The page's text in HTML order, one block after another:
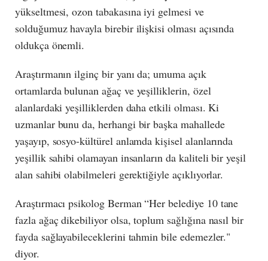
yükseltmesi, ozon tabakasına iyi gelmesi ve
solduğumuz havayla birebir ilişkisi olması açısında
oldukça önemli.
Araştırmanın ilginç bir yanı da; umuma açık
ortamlarda bulunan ağaç ve yeşilliklerin, özel
alanlardaki yeşilliklerden daha etkili olması. Ki
uzmanlar bunu da, herhangi bir başka mahallede
yaşayıp, sosyo-kültürel anlamda kişisel alanlarında
yeşillik sahibi olamayan insanların da kaliteli bir yeşil
alan sahibi olabilmeleri gerektiğiyle açıklıyorlar.
Araştırmacı psikolog Berman “Her belediye 10 tane
fazla ağaç dikebiliyor olsa, toplum sağlığına nasıl bir
fayda sağlayabileceklerini tahmin bile edemezler."
diyor.